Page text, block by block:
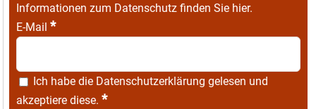
Informationen zum Datenschutz finden Sie hier.
E-Mail *
Ich habe die Datenschutzerklärung gelesen und
akzeptiere diese. *